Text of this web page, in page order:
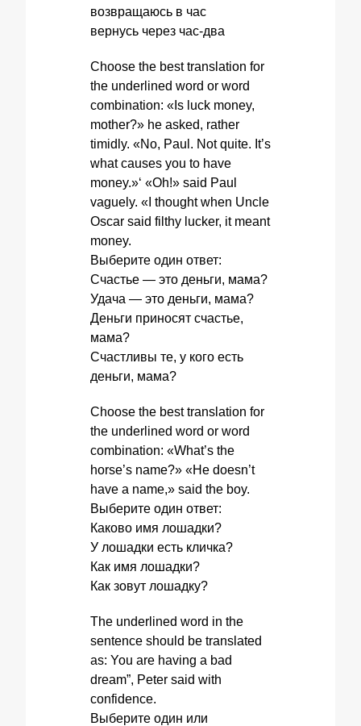
возвращаюсь в час
вернусь через час-два
Choose the best translation for
the underlined word or word
combination: «Is luck money,
mother?» he asked, rather
timidly. «No, Paul. Not quite. It’s
what causes you to have
money.»‘ «Oh!» said Paul
vaguely. «I thought when Uncle
Oscar said filthy lucker, it meant
money.
Выберите один ответ:
Счастье — это деньги, мама?
Удача — это деньги, мама?
Деньги приносят счастье,
мама?
Счастливы те, у кого есть
деньги, мама?
Choose the best translation for
the underlined word or word
combination: «What’s the
horse’s name?» «He doesn’t
have a name,» said the boy.
Выберите один ответ:
Каково имя лошадки?
У лошадки есть кличка?
Как имя лошадки?
Как зовут лошадку?
The underlined word in the
sentence should be translated
as: You are having a bad
dream”, Peter said with
confidence.
Выберите один или